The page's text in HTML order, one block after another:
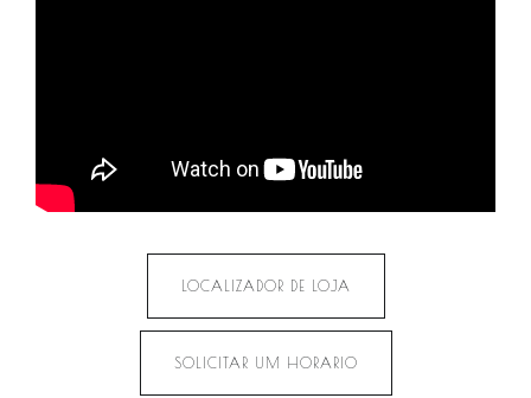
LOCALIZADOR DE LOJA
SOLICITAR UM HORARIO